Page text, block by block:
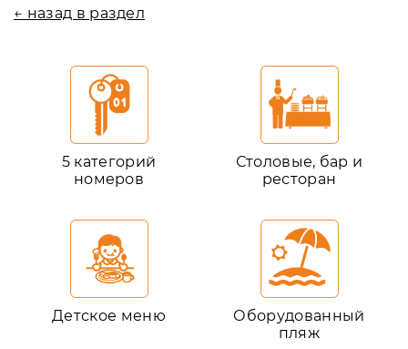
← назад в раздел
5 категорий
номеров
Столовые, бар и
ресторан
Детское меню
Оборудованный
пляж